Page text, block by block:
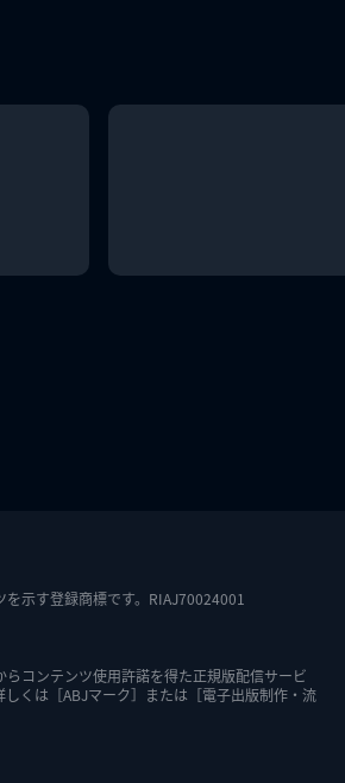
示す登録商標です。RIAJ70024001
コンテンツ使用許諾を得た正規版配信サービ
くは［ABJマーク］または［電子出版制作・流